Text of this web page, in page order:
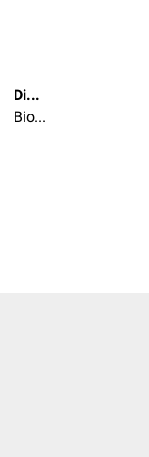
Dipl.-Biol. Timo Freyer
Biologe/in | Chemiker/in | Naturwissenschaftler/in